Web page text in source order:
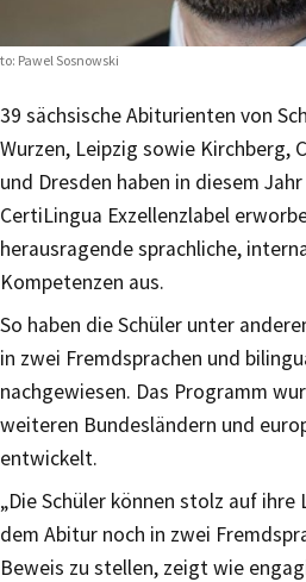
Pawel Sosnowski
39 sächsische Abiturienten von
Wurzen, Leipzig sowie Kirchberg,
und Dresden haben in diesem
CertiLingua Exzellenzlabel
herausragende sprachliche,
Kompetenzen aus.
So haben die Schüler unter
in zwei Fremdsprachen und
nachgewiesen. Das Programm
weiteren Bundesländern und
entwickelt.
„Die Schüler können stolz auf ihre
dem Abitur noch in zwei
Beweis zu stellen, zeigt wie